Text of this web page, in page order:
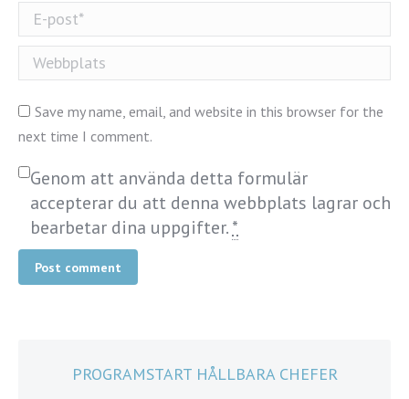
E-post *
Webbplats
Save my name, email, and website in this browser for the
next time I comment.
Genom att använda detta formulär
accepterar du att denna webbplats lagrar och
bearbetar dina uppgifter.*
Post comment
PROGRAMSTART HÅLLBARA CHEFER